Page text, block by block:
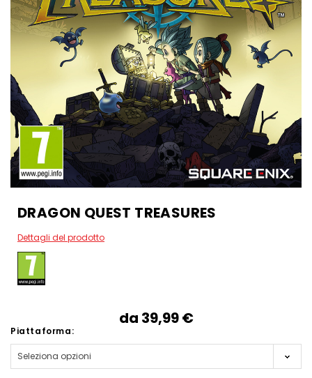
DRAGON QUEST TREASURES
Dettagli del prodotto
da 39,99‎ ‎€
Piattaforma: